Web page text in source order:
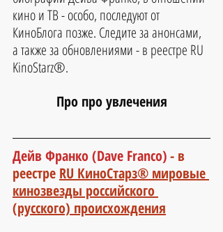
кино и ТВ - особо, последуют от
КиноБлога позже. Следите за анонсами,
а также за обновлениями - в реестре RU
KinoStarz®.
Про про увлечения
Дейв Франко (Dave Franco)- в
реестре RU КиноСтарз® мировые
кинозвезды российского
(русского) происхождения